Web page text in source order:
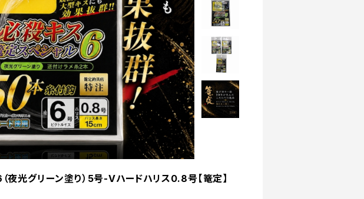
夜光グリーン塗り）5号-Vハードハリス0.8号【篭定】